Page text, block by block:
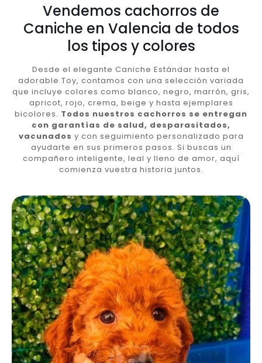
Vendemos cachorros de
Caniche en Valencia de todos
los tipos y colores
Desde el elegante Caniche Estándar hasta el
adorable Toy, contamos con una selección variada
que incluye colores como blanco, negro, marrón, gris,
apricot, rojo, crema, beige y hasta ejemplares
bicolores. Todos nuestros cachorros se entregan
con garantías de salud, desparasitados,
vacunados y con seguimiento personalizado para
ayudarte en sus primeros pasos. Si buscas un
compañero inteligente, leal y lleno de amor, aquí
comienza vuestra historia juntos.